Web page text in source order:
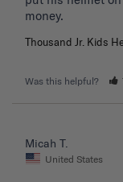
Thousand Jr. Kids
Was this helpful?
Micah T.
United States